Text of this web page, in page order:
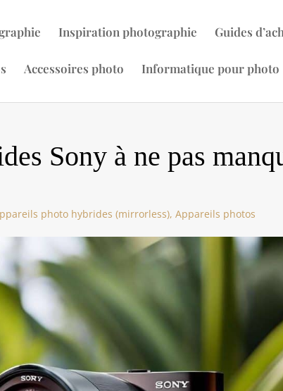
Inspiration photographie Guides
Accessoires photo Informatique pour photo
Sony à ne pas
photo hybrides (mirrorless),Appareils photos